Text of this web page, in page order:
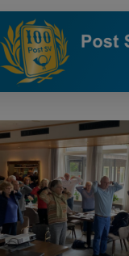
2025 Autor:
Tee in
60 Plus